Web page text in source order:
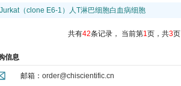
Jurkat（clone E6-1）人T淋巴细胞白血病细胞
共有42条记录， 当前第1页，共3页
信息
邮箱： order@chiscientific.cn